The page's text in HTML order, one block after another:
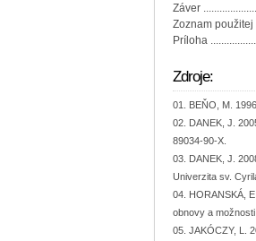
Záver
Zoznam použitej
Príloha
Zdroje:
BEŇO, M.
DANEK, J.
89034-90-X.
DANEK, J.
Univerzita sv.
HORANSKÁ,
obnovy a
JAKÓCZY, L.